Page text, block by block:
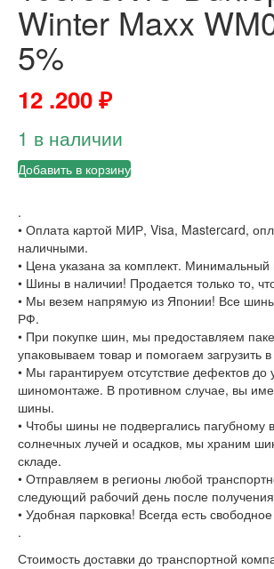
Winter Maxx
5%
12 .200₽
1 в наличии
Добавить в корзину
.
• Оплата картой МИР, Visa, Mastercard,
наличными.
• Цена указана за комплект. Минимальный
• Шины в наличии! Продается только то,
• Мы везем напрямую из Японии! Все
РФ.
• При покупке шин, мы предоставляем
упаковываем товар и помогаем загрузить
• Мы гарантируем отсутствие дефектов до
шиномонтаже. В противном случае, вы
шины.
• Чтобы шины не подвергались пагубному
солнечных лучей и осадков, мы храним
складе.
• Отправляем в регионы любой
следующий рабочий день после
• Удобная парковка! Всегда есть
.
Стоимость доставки до транспортной